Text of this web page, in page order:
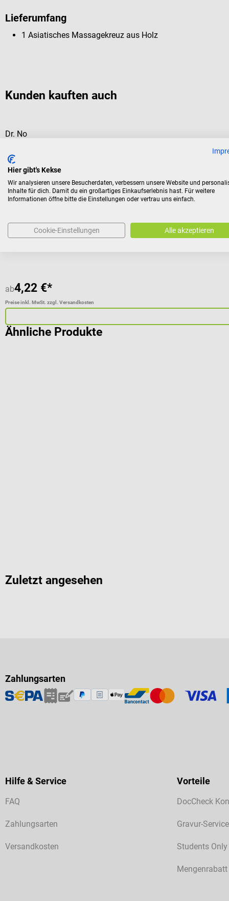
Lieferumfang
1 Asiatisches Massagekreuz aus Holz
Kunden kauften auch
Dr. No
Für Stäbchenmassage nach Deuser
Durchschnittliche Bewertung von 5 von 5 Sternen
ab4,22 €*
Preise inkl. MwSt. zzgl. Versandkosten
Ähnliche Produkte
Zuletzt angesehen
Zahlungsarten
Hilfe & Service
FAQ
Zahlungsarten
Versandkosten
Vorteile
DocCheck
Gravur-Service
Students Only
Mengenrabatt
Hier gibt's Kekse
Wir analysieren unsere Besucherdaten, verbessern unsere Website und
Inhalte für dich. Damit du ein großartiges Einkaufserlebnis hast. Für weitere
Informationen öffne bitte die Einstellungen oder vertrau uns einfach.
Cookie-Einstellungen Alle akzeptieren